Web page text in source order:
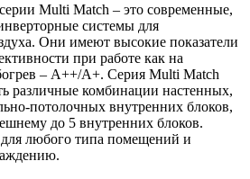
Multi Match – это современные,
системы для
Они имеют высокие показатели
при работе как на
– А++/А+. Серия Multi Match
различные комбинации настенных,
потолочных внутренних блоков,
до 5 внутренних блоков.
любого типа помещений и